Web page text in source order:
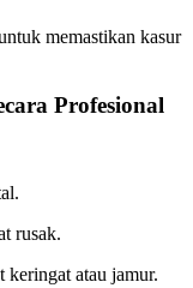
memastikan kasur
Profesional
rusak.
keringat atau jamur.